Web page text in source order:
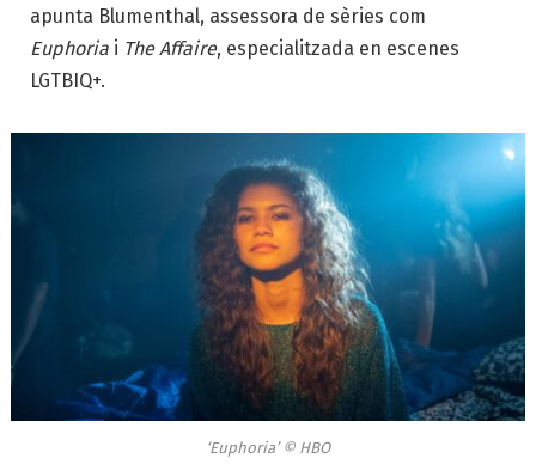
apunta Blumenthal, assessora de sèries com
Euphoria i The Affaire, especialitzada en escenes
LGTBIQ+.
‘Euphoria’ © HBO